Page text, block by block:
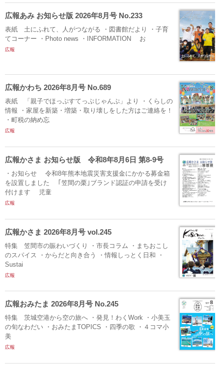
広報あみ お知らせ版 2026年8月号 No.233
表紙 土にふれて、人がつながる ・図書館だより ・子育
てコーナー ・Photo news ・INFORMATION お
広報
広報かわち 2026年8月号 No.689
表紙 「親子でほっぷすてっぷじゃんぷ」より ・くらしの
情報 ・家屋を新築・増築・取り壊しをした方はご連絡を！
・町税の納め忘
広報
広報かさま お知らせ版 令和8年8月6日 第8-9号
・お知らせ 令和8年熊本地震災害支援金にかかる募金箱
を設置しました ｢笠間の栗｣ブランド認証の申請を受け
付けます 児童
広報
広報かさま 2026年8月号 vol.245
特集 笠間市の賑わいづくり ・市長コラム ・まちおこし
のスパイス ・からだと向き合う ・情報しっとく日和 ・
Sustai
広報
広報おみたま 2026年8月号 No.245
特集 茨城空港から空の旅へ ・発見！わくWork ・小美玉
の旬なわだい ・おみたまTOPICS ・四季の歌 ・４コマ小
美
広報